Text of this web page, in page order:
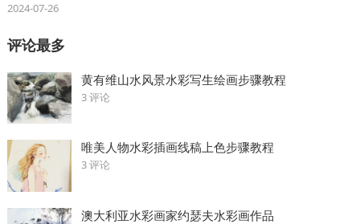
2024-07-26
评论最多
黄有维山水风景水彩写生绘画步骤教程
3 评论
唯美人物水彩插画线稿上色步骤教程
3 评论
澳大利亚水彩画家约瑟夫水彩画作品